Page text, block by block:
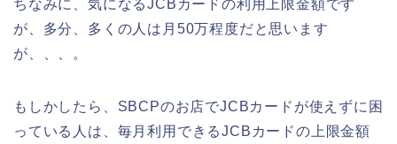
ちなみに、気になるJCBカードの利用上限金額です
が、多分、多くの人は月50万程度だと思います
が、、、。
もしかしたら、SBCPのお店でJCBカードが使えずに困
っている人は、毎月利用できるJCBカードの上限金額